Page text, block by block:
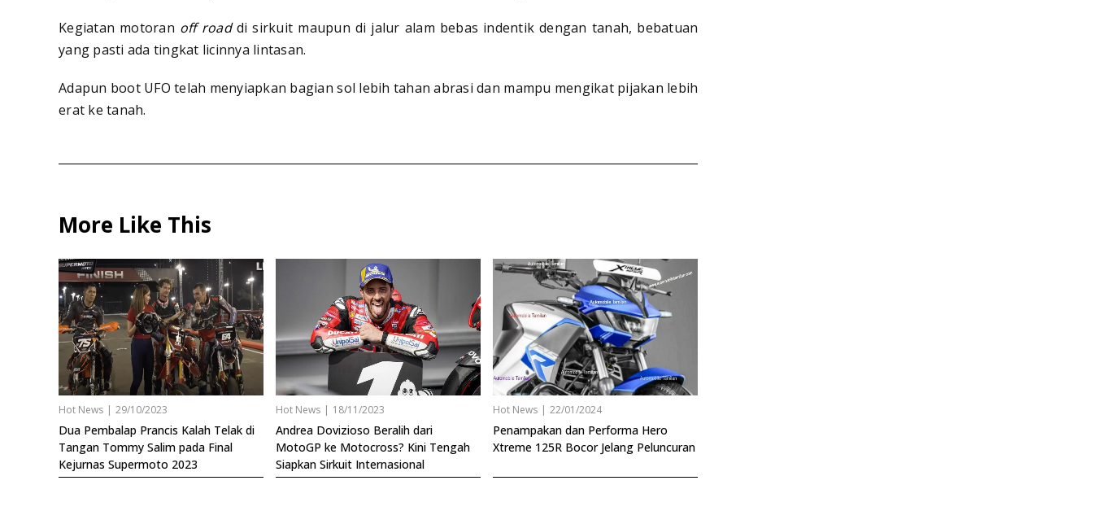
Kegiatan motoran off roaddi sirkuit maupun di jalur alam bebas indentik dengan tanah, bebatuan
yang pasti ada tingkat licinnya lintasan.
Adapun boot UFO telah menyiapkan bagian sol lebih tahan abrasi dan mampu mengikat pijakan lebih
erat ke tanah.
More Like This
Hot News | 29/10/2023
Dua Pembalap Prancis Kalah Telak di
Tangan Tommy Salim pada Final
Kejurnas Supermoto 2023
Hot News | 18/11/2023
Andrea Dovizioso Beralih dari
MotoGP ke Motocross? Kini Tengah
Siapkan Sirkuit Internasional
Hot News | 22/01/2024
Penampakan dan Performa Hero
Xtreme 125R Bocor Jelang Peluncuran